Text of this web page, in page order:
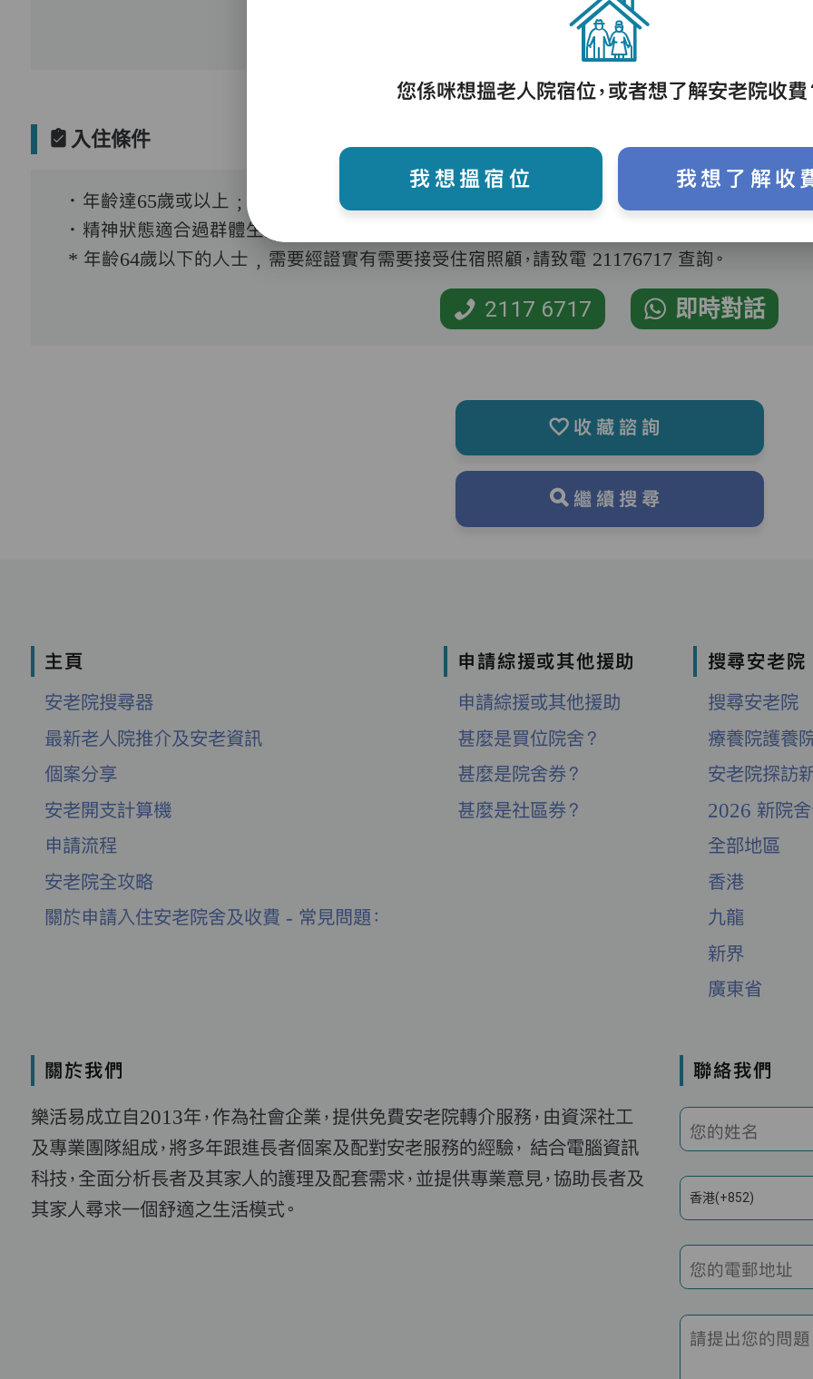
助沐浴、餵飯、換尿片
入住條件
．年齡達65歲或以上﹔
．精神狀態適合過群體生活。
* 年齡64歲以下的人士﹐需要經證實有需要接受住宿照顧，請致電 21176717 查詢。
2117 6717 即時對話
收藏諮詢
繼續搜尋
主頁
安老院搜尋器
最新老人院推介及安老資訊
個案分享
安老開支計算機
申請流程
安老院全攻略
關於申請入住安老院舍及收費 - 常見問題：
申請綜援或其他援助
申請綜援或其他援助
甚麼是買位院舍？
甚麼是院舍券？
甚麼是社區券？
搜尋安老院
搜尋安老院
療養院護養
安老院探訪
2026 新院
全部地區
香港
九龍
新界
廣東省
關於我們
樂活易成立自2013年，作為社會企業，提供免費安老院轉介服務，由資深社工
及專業團隊組成，將多年跟進長者個案及配對安老服務的經驗， 結合電腦資訊
科技，全面分析長者及其家人的護理及配套需求，並提供專業意見，協助長者及
其家人尋求一個舒適之生活模式。
聯絡我們
您的姓名
香港(+852)
您的電郵地址
請提出您的問題
您係咪想搵老人院宿位，或者想了解安老院收費
我想搵宿位 我想了解收